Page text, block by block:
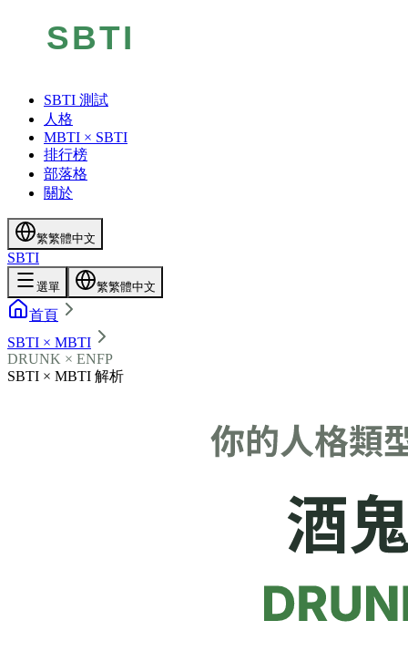
SBTI 測試
人格
MBTI × SBTI
排行榜
部落格
關於
繁繁體中文
SBTI
選單 繁繁體中文
首頁
SBTI × MBTI
DRUNK × ENFP
SBTI × MBTI 解析